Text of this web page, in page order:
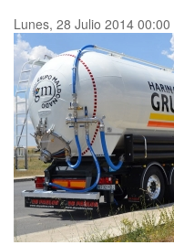
Lunes, 28 Julio 2014 00:00